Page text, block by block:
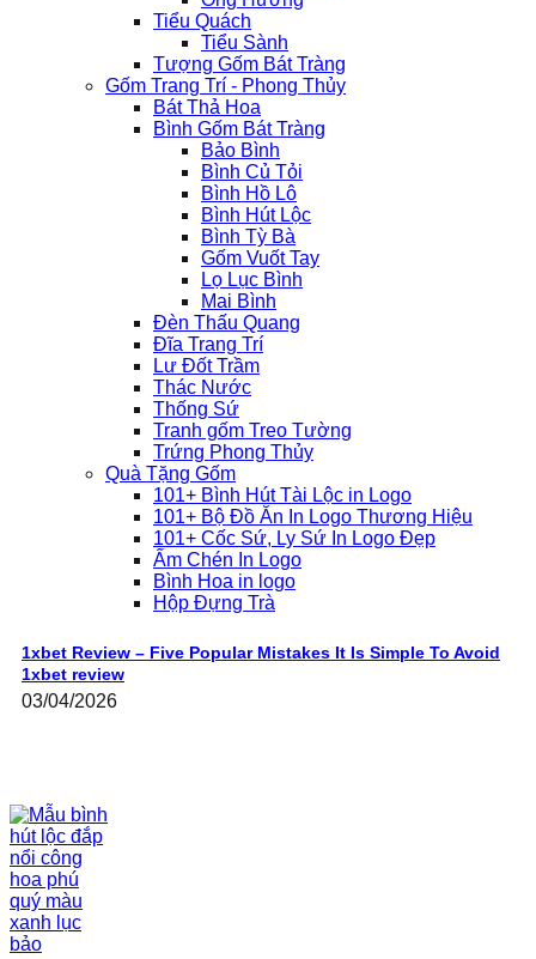
Tiểu Quách
Tiểu Sành
Tượng Gốm Bát Tràng
Gốm Trang Trí - Phong Thủy
Bát Thả Hoa
Bình Gốm Bát Tràng
Bảo Bình
Bình Củ Tỏi
Bình Hồ Lô
Bình Hút Lộc
Bình Tỳ Bà
Gốm Vuốt Tay
Lọ Lục Bình
Mai Bình
Đèn Thấu Quang
Đĩa Trang Trí
Lư Đốt Trầm
Thác Nước
Thống Sứ
Tranh gốm Treo Tường
Trứng Phong Thủy
Quà Tặng Gốm
101+ Bình Hút Tài Lộc in Logo
101+ Bộ Đồ Ăn In Logo Thương Hiệu
101+ Cốc Sứ, Ly Sứ In Logo Đẹp
Ấm Chén In Logo
Bình Hoa in logo
Hộp Đựng Trà
1xbet Review – Five Popular Mistakes It Is Simple To Avoid
1xbet review
03/04/2026